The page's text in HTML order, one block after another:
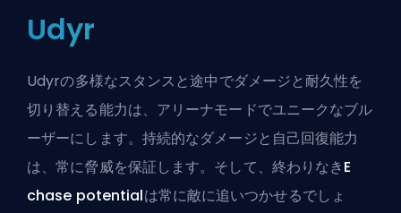
Udyr
Udyrの多様なスタンスと途中でダメージと耐久性を
切り替える能力は、アリーナモードでユニークなブル
ーザーにします。持続的なダメージと自己回復能力
は、常に脅威を保証します。そして、終わりなきE
chase potentialは常に敵に追いつかせるでしょ